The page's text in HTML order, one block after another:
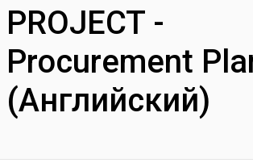
PROJECT -
Procurement
(Английский)